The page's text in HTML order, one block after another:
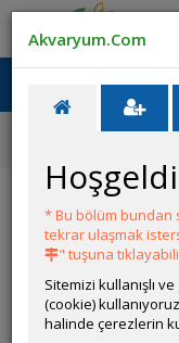
Ana Menü
Ana Sayfa
Canlı
BU İLAN AKTİF
Erkekleri Ve
ÜYENİN DİĞER
İthal
Akvaryum.Com
* Bu bölüm bundan
tekrar ulaşmak
" tuşuna
Sitemizi kullanışlı
(cookie)
halinde çerezlerin